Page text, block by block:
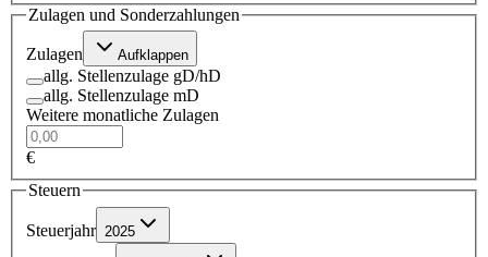
Zulagen und Sonderzahlungen
Zulagen Aufklappen
allg. Stellenzulage gD/hD
allg. Stellenzulage mD
Weitere monatliche Zulagen
€
Steuern
Steuerjahr 2025